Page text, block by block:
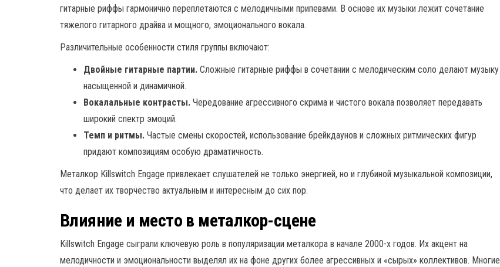
гитарные риффы гармонично переплетаются с мелодичными припевами. В основе их музыки лежит сочетание
тяжелого гитарного драйва и мощного, эмоционального вокала.
Различительные особенности стиля группы включают:
Двойные гитарные партии. Сложные гитарные риффы в сочетании с мелодическим соло делают музыку
насыщенной и динамичной.
Вокалальные контрасты. Чередование агрессивного скрима и чистого вокала позволяет передавать
широкий спектр эмоций.
Темп и ритмы. Частые смены скоростей, использование брейкдаунов и сложных ритмических фигур
придают композициям особую драматичность.
Металкор Killswitch Engage привлекает слушателей не только энергией, но и глубиной музыкальной композиции,
что делает их творчество актуальным и интересным до сих пор.
Влияние и место в металкор-сцене
Killswitch Engage сыграли ключевую роль в популяризации металкора в начале 2000-х годов. Их акцент на
мелодичности и эмоциональности выделял их на фоне других более агрессивных и «сырых» коллективов. Многие